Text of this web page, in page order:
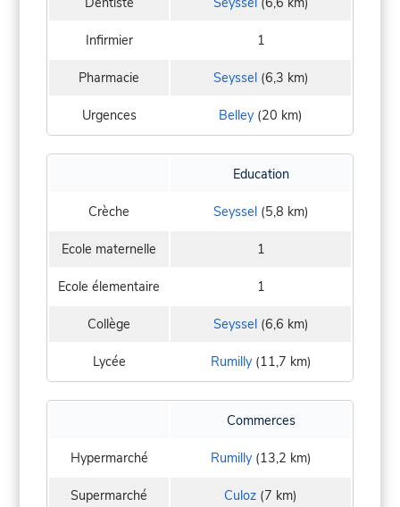
Infirmier 1
Pharmacie Seyssel(6,3 km)
Urgences Belley (20 km)
Education
Crèche Seyssel(5,8 km)
Ecole maternelle 1
Ecole élementaire 1
Collège Seyssel(6,6 km)
Lycée Rumilly(11,7 km)
Commerces
Hypermarché Rumilly(13,2 km)
Supermarché Culoz (7 km)